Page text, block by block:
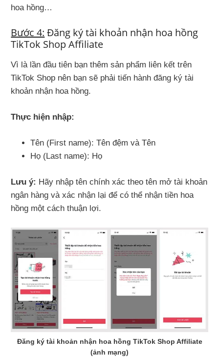
hoa hồng…
Bước 4: Đăng ký tài khoản nhận hoa hồng
TikTok Shop Affiliate
Vì là lần đầu tiên bạn thêm sản phẩm liên kết trên
TikTok Shop nên bạn sẽ phải tiến hành đăng ký tài
khoản nhận hoa hồng.
Thực hiện nhập:
Tên (First name): Tên đệm và Tên
Họ (Last name): Họ
Lưu ý: Hãy nhập tên chính xác theo tên mở tài khoản
ngân hàng và xác nhận lại để có thể nhận tiền hoa
hồng một cách thuận lợi.
Đăng ký tài khoản nhận hoa hồng TikTok Shop Affiliate
(ảnh mạng)